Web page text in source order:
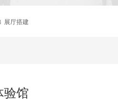
展厅搭建
验馆